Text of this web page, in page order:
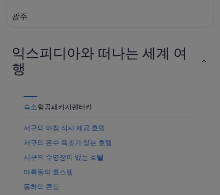
월
-
10
일)
월
-
8
월
광주
익스피디아와 떠나는 세계 여
행
숙소항공패키지렌터카
서구의 아침 식사 제공 호텔
서구의 온수 욕조가 있는 호텔
서구의 수영장이 있는 호텔
마륵동의 호스텔
동하의 콘도